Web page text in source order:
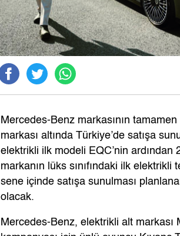
Mercedes-Benz markasının
markası altında Türkiye’de satışa
elektrikli ilk modeli EQC’nin ardından
markanın lüks sınıfındaki ilk
sene içinde satışa sunulması
olacak.
Mercedes-Benz, elektrikli alt markası